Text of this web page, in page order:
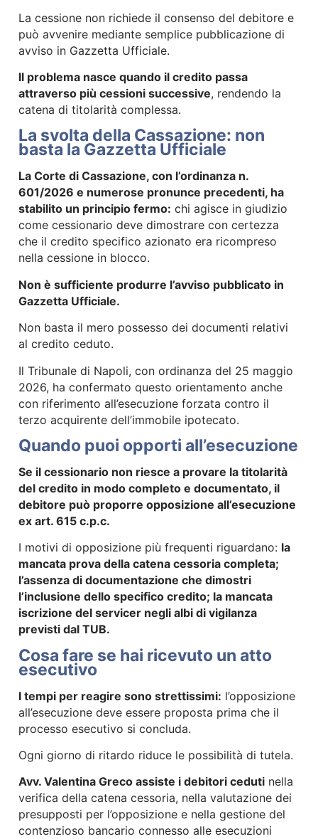
La cessione non richiede il consenso del debitore e
può avvenire mediante semplice pubblicazione di
avviso in Gazzetta Ufficiale.
Il problema nasce quando il credito passa
attraverso più cessioni successive, rendendo la
catena di titolarità complessa.
La svolta della Cassazione: non
basta la Gazzetta Ufficiale
La Corte di Cassazione, con l’ordinanza n.
601/2026 e numerose pronunce precedenti, ha
stabilito un principio fermo: chi agisce in giudizio
come cessionario deve dimostrare con certezza
che il credito specifico azionato era ricompreso
nella cessione in blocco.
Non è sufficiente produrre l’avviso pubblicato in
Gazzetta Ufficiale.
Non basta il mero possesso dei documenti relativi
al credito ceduto.
Il Tribunale di Napoli, con ordinanza del 25 maggio
2026, ha confermato questo orientamento anche
con riferimento all’esecuzione forzata contro il
terzo acquirente dell’immobile ipotecato.
Quando puoi opporti all’esecuzione
Se il cessionario non riesce a provare la titolarità
del credito in modo completo e documentato, il
debitore può proporre opposizione all’esecuzione
ex art. 615 c.p.c.
I motivi di opposizione più frequenti riguardano: la
mancata prova della catena cessoria completa;
l’assenza di documentazione che dimostri
l’inclusione dello specifico credito; la mancata
iscrizione del servicer negli albi di vigilanza
previsti dal TUB.
Cosa fare se hai ricevuto un atto
esecutivo
I tempi per reagire sono strettissimi: l’opposizione
all’esecuzione deve essere proposta prima che il
processo esecutivo si concluda.
Ogni giorno di ritardo riduce le possibilità di tutela.
Avv. Valentina Greco assiste i debitori ceduti nella
verifica della catena cessoria, nella valutazione dei
presupposti per l’opposizione e nella gestione del
contenzioso bancario connesso alle esecuzioni